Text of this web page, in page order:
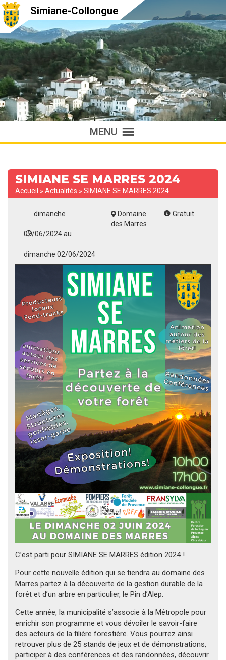
Simiane-Collongue
MENU
SIMIANE SE MARRES 2024
Accueil » Actualités » SIMIANE SE MARRES 2024
dimanche
02/06/2024 au
dimanche 02/06/2024
Domaine
des Marres
Gratuit
C’est parti pour SIMIANE SE MARRES édition 2024 !
Pour cette nouvelle édition qui se tiendra au domaine des
Marres partez à la découverte de la gestion durable de la
forêt et d’un arbre en particulier, le Pin d’Alep.
Cette année, la municipalité s’associe à la Métropole pour
enrichir son programme et vous dévoiler le savoir-faire
des acteurs de la filière forestière. Vous pourrez ainsi
retrouver plus de 25 stands de jeux et de démonstrations,
participer à des conférences et des randonnées, découvrir